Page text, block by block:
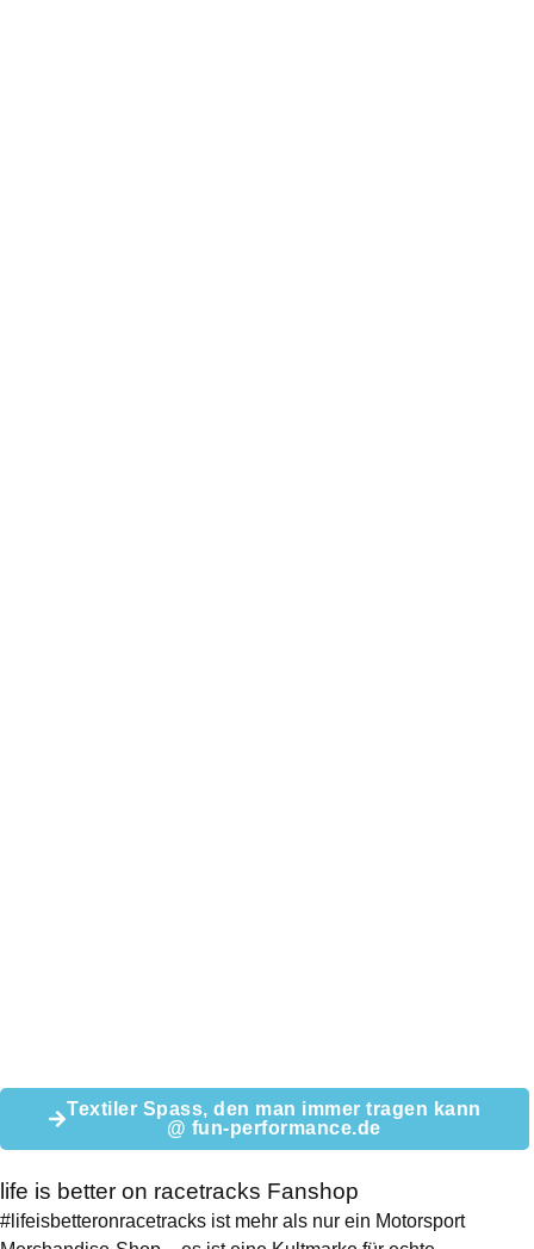
Textiler Spass, den man immer tragen kann
@ fun-performance.de
life is better on racetracks Fanshop
#lifeisbetteronracetracks ist mehr als nur ein Motorsport